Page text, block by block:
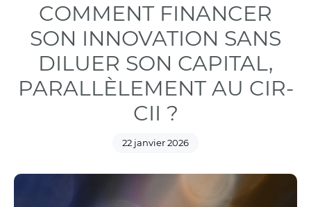
COMMENT FINANCER
SON INNOVATION SANS
DILUER SON CAPITAL,
PARALLÈLEMENT AU CIR-
CII ?
22 janvier 2026